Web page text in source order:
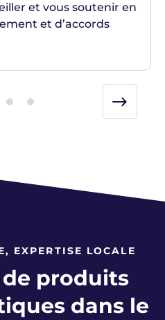
et vous soutenir en
et d’accords
EXPERTISE LOCALE
produits
dans le